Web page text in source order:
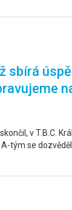
sbírá
v T.B.C.
tým se dozvěděl